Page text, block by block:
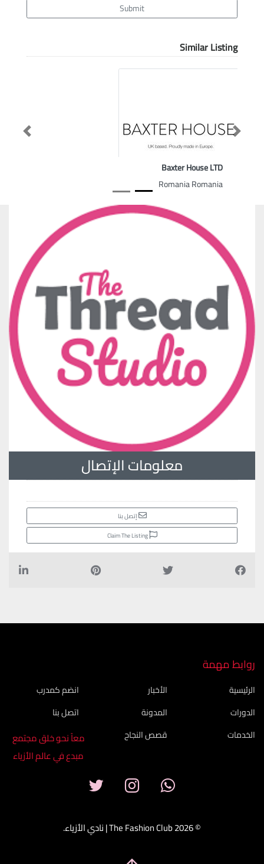
Submit
Similar Listing
Baxter House LTD
Romania Romania
Previous Next
معلومات الإتصال
إتصل بنا
Claim The Listing
روابط مهمة
الرئيسية
الدورات
الخدمات
الأخبار
المدونة
قصص النجاح
انضم كمدرب
اتصل بنا
معاً نحو خلق مجتمع
مبدع في عالم الأزياء
© 2026 The Fashion Club | نادي الأزياء.